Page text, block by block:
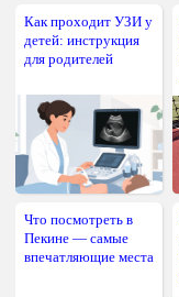
Как проходит УЗИ у
детей: инструкция
для родителей
Что посмотреть в
Пекине — самые
впечатляющие места